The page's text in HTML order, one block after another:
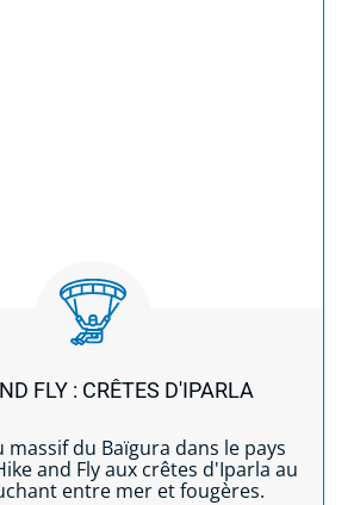
FLY : CRÊTES D'IPARLA
massif du Baïgura dans le pays
and Fly aux crêtes d'Iparla au
entre mer et fougères.